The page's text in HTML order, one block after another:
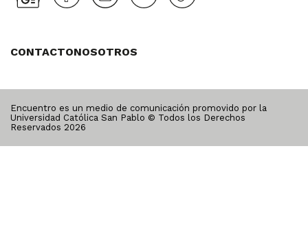
CONTACTONOSOTROS
Encuentro es un medio de comunicación promovido por la
Universidad Católica San Pablo © Todos los Derechos
Reservados 2026